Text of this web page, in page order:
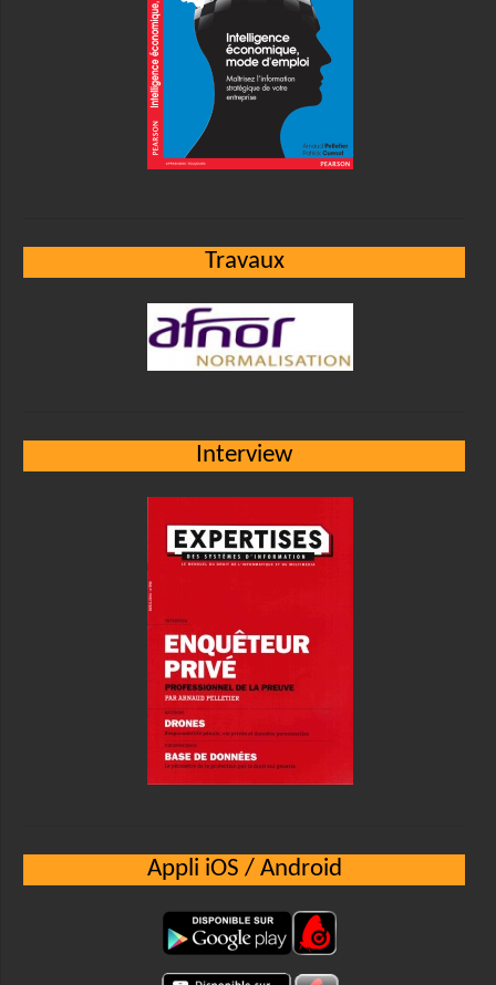
Travaux
Interview
Appli iOS / Android